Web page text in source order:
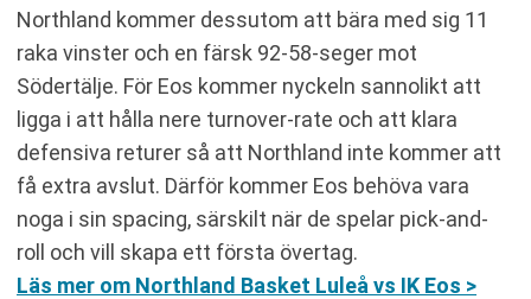
Northland kommer dessutom att bära med sig 11
raka vinster och en färsk 92-58-seger mot
Södertälje. För Eos kommer nyckeln sannolikt att
ligga i att hålla nere turnover-rate och att klara
defensiva returer så att Northland inte kommer att
få extra avslut. Därför kommer Eos behöva vara
noga i sin spacing, särskilt när de spelar pick-and-
roll och vill skapa ett första övertag.
Läs mer om Northland Basket Luleå vs IK Eos >